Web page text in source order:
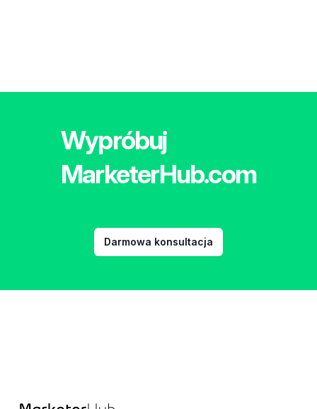
Wypróbuj
MarketerHub.com
Darmowa konsultacja